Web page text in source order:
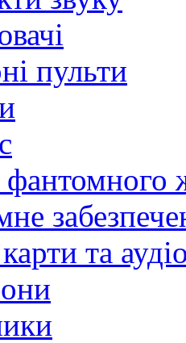
пульти
та